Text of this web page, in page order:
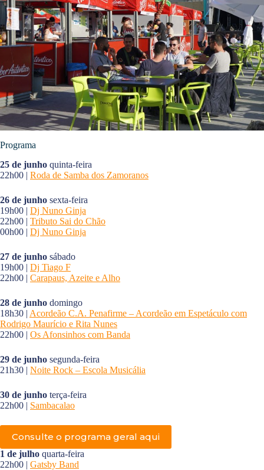
Programa
25 de junho quinta-feira
22h00 | Roda de Samba dos Zamoranos
26 de junho sexta-feira
19h00 | Dj Nuno Ginja
22h00 | Tributo Sai do Chão
00h00 | Dj Nuno Ginja
27 de junho sábado
19h00 | Dj Tiago F
22h00 | Carapaus, Azeite e Alho
28 de junho domingo
18h30 | Acordeão C.A. Penafirme – Acordeão em Espetáculo com
Rodrigo Maurício e Rita Nunes
22h00 | Os Afonsinhos com Banda
29 de junho segunda-feira
21h30 | Noite Rock – Escola Musicália
30 de junho terça-feira
22h00 | Sambacalao
Consulte o programa geral aqui
1 de julho quarta-feira
22h00 | Gatsby Band